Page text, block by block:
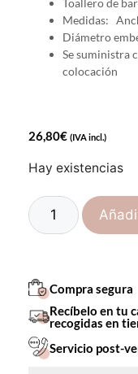
Medidas:
Diámetro
Se suministra
colocación
26,80€ (IVA incl.)
Hay existencias
Compra segura
Recíbelo en tu
recogidas en
Servicio post-